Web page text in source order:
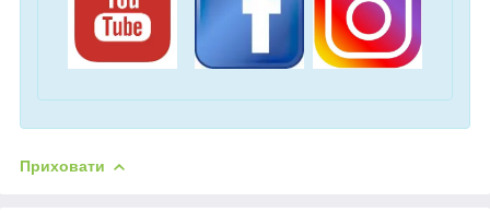
Приховати